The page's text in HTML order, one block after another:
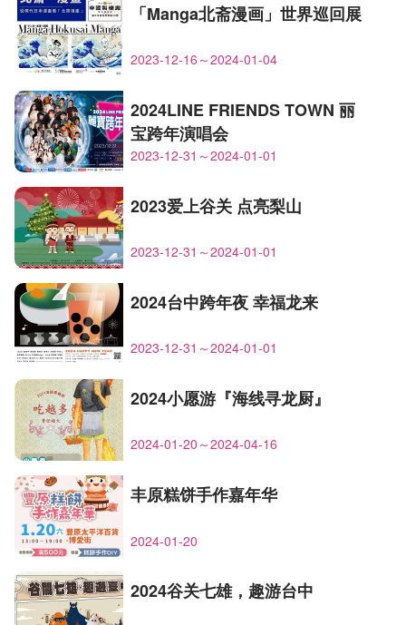
「Manga北斋漫画」世界巡回展
2023-12-16～2024-01-04
2024LINE FRIENDS TOWN 丽
宝跨年演唱会
2023-12-31～2024-01-01
2023爱上谷关 点亮梨山
2023-12-31～2024-01-01
2024台中跨年夜 幸福龙来
2023-12-31～2024-01-01
2024小愿游『海线寻龙厨』
2024-01-20～2024-04-16
丰原糕饼手作嘉年华
2024-01-20
2024谷关七雄，趣游台中